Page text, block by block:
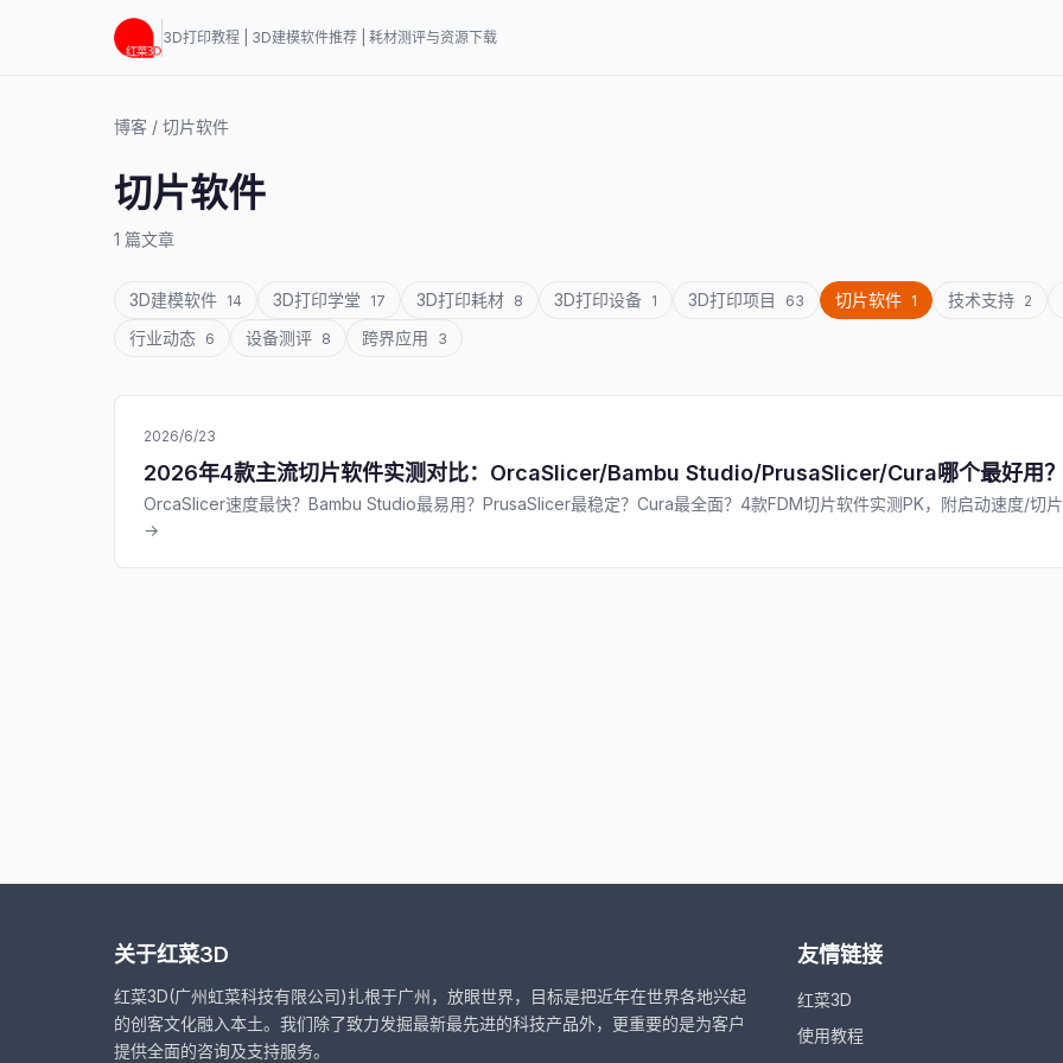
3D打印教程 | 3D建模软件推荐 | 耗材测评与资源下载
博客 / 切片软件
切片软件
1 篇文章
3D建模软件 14 3D打印学堂 17 3D打印耗材 8 3D打印设备 1 3D打印项目 63 切片软件 1 技术支持 2
行业动态 6 设备测评 8 跨界应用 3
2026/6/23
2026年4款主流切片软件实测对比：OrcaSlicer/Bambu Studio/PrusaSlicer/Cura哪个最好用
OrcaSlicer速度最快？Bambu Studio最易用？PrusaSlicer最稳定？Cura最全面？4款FDM切片软件实测PK，附启动速度/切
→
关于红菜3D
红菜3D(广州虹菜科技有限公司)扎根于广州，放眼世界，目标是把近年在世界各地兴起
的创客文化融入本土。我们除了致力发掘最新最先进的科技产品外，更重要的是为客户
提供全面的咨询及支持服务。
友情链接
红菜3D
使用教程